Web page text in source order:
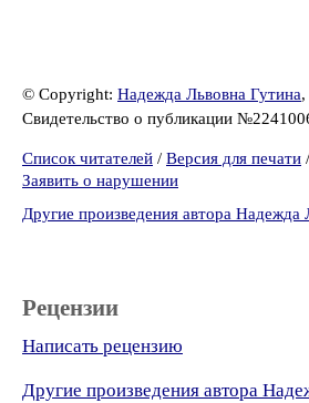
© Copyright: Надежда Львовна Гутина
Свидетельство о публикации
Список читателей / Версия для печати /
Заявить о нарушении
Другие произведения автора Надежда
Рецензии
Написать рецензию
Другие произведения автора